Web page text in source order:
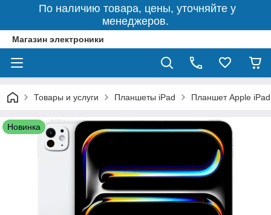
По наличию товара, цены, уточняйте у
менеджеров.
Магазин электроники
Товары и услуги Планшеты iPad Планшет Apple
Новинка